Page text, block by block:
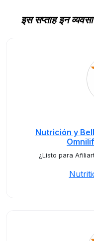
इस सप्ताह इन
Nutrición y
¿Listo para